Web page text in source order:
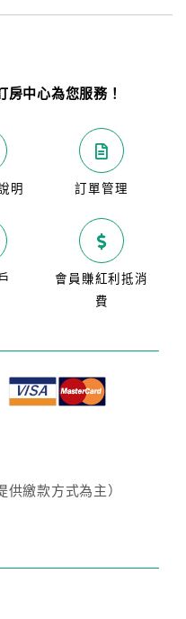
中心為您服務！
明 訂單管理
會員賺紅利抵消
費
供繳款方式為主）